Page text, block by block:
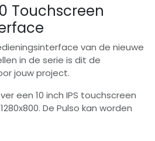
Touchscreen
van de nieuwe
in de serie is dit de
jouw project.
een 10 inch IPS touchscreen
De Pulso kan worden